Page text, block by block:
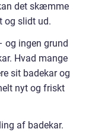
det skæmme
og slidt ud.
og ingen grund
Hvad mange
sit badekar og
nyt og friskt
af badekar.